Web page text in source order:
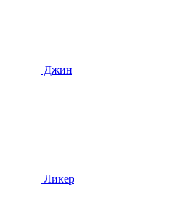
Джин
Ликер